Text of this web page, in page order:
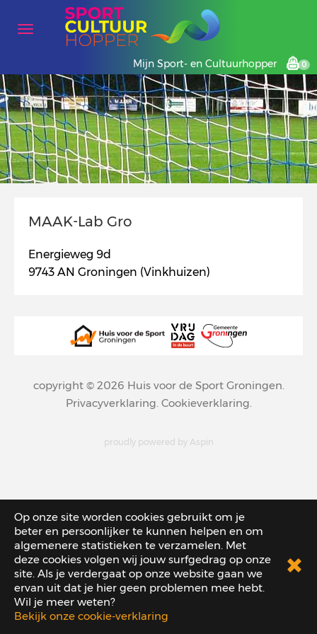
Op onze site worden cookies gebruikt om je
beter en persoonlijker te kunnen helpen en om
algemenere statistieken te verzamelen. Met
deze cookies volgen wij jouw surfgedrag op onze
site. Als je verdergaat op onze website gaan we
ervan uit dat je hier geen problemen mee hebt.
Wil je meer weten?
Bekijk onze cookie-verklaring
Mijn Sport- en Cultuurhopper 0
MAAK-Lab Gro
Energieweg 9d
9743 AN Groningen (Vinkhuizen)
copyright © 2026 Huis voor de Sport Groningen.
Privacyverklaring. Cookieverklaring.
proudly powered by Aspin